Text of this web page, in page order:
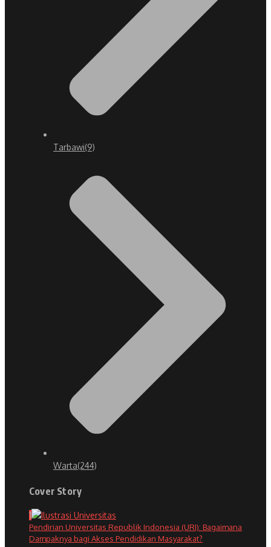
Tarbawi(9)
Warta(244)
Cover Story
1
Pendirian Universitas Republik Indonesia (URI): Bagaimana
Dampaknya bagi Akses Pendidikan Masyarakat?